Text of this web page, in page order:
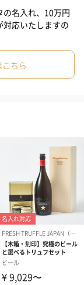
本格トリュフオイ
やかな香りを贅沢
ングです。
名入れ、10万円
応いたしますの
ちら